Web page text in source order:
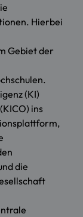
Hierbei
Gebiet der
(KI)
ins
die